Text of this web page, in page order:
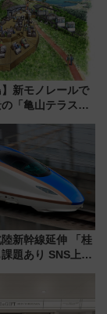
】新モノレールで
「亀山テラス
帰りプランも登
新幹線延伸 「桂
課題あり SNS上の